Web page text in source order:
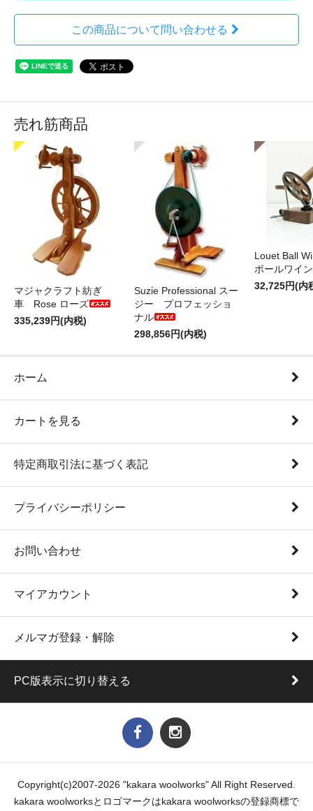
この商品について問い合わせる
売れ筋商品
マジャクラフト紡ぎ
車 Rose ローズ
335,239円(内税)
Suzie Professional スー
ジー プロフェッショ
ナル
298,856円(内税)
Louet Ball
ボールワイ
32,725円(内
ホーム
カートを見る
特定商取引法に基づく表記
プライバシーポリシー
お問い合わせ
マイアカウント
メルマガ登録・解除
PC版表示に切り替える
Copyright(c)2007-2026 "kakara woolworks" All Right Reserved.
kakara woolworksとロゴマークはkakara woolworksの登録商標で